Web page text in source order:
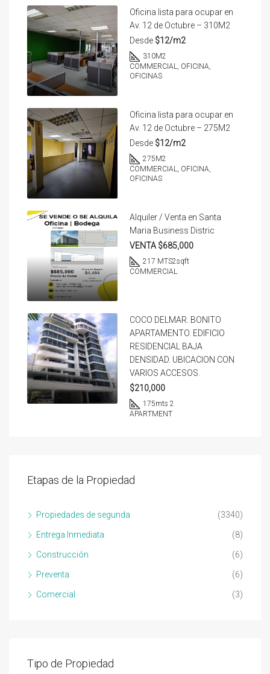
Oficina lista para ocupar en
Av. 12 de Octubre – 310M2
Desde $12/m2
310M2
COMMERCIAL, OFICINA,
OFICINAS
Oficina lista para ocupar en
Av. 12 de Octubre – 275M2
Desde $12/m2
275M2
COMMERCIAL, OFICINA,
OFICINAS
Alquiler / Venta en Santa
Maria Business Distric
VENTA $685,000
217 MTS2sqft
COMMERCIAL
COCO DELMAR. BONITO
APARTAMENTO. EDIFICIO
RESIDENCIAL BAJA
DENSIDAD. UBICACION CON
VARIOS ACCESOS.
$210,000
175mts 2
APARTMENT
Etapas de la Propiedad
Propiedades de segunda (3340)
Entrega Inmediata (8)
Construcción (6)
Preventa (6)
Comercial (3)
Tipo de Propiedad